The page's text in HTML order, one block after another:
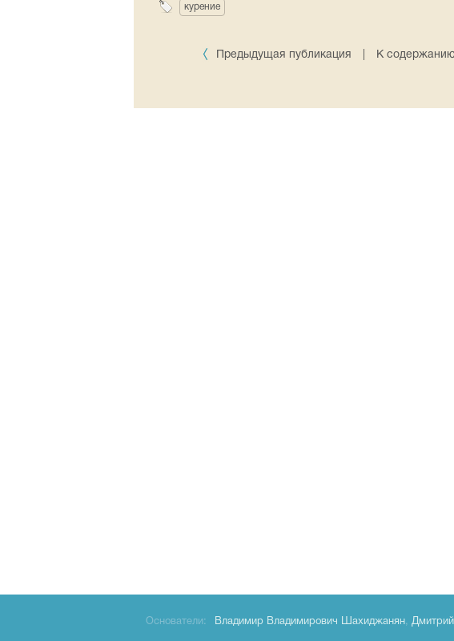
курение
Предыдущая публикация К
Основатели: Владимир Владимирович Шахиджанян,